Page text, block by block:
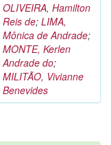
OLIVEIRA, Hamilton
Reis de; LIMA,
Mônica de Andrade;
MONTE, Kerlen
Andrade do;
MILITÃO, Vivianne
Benevides